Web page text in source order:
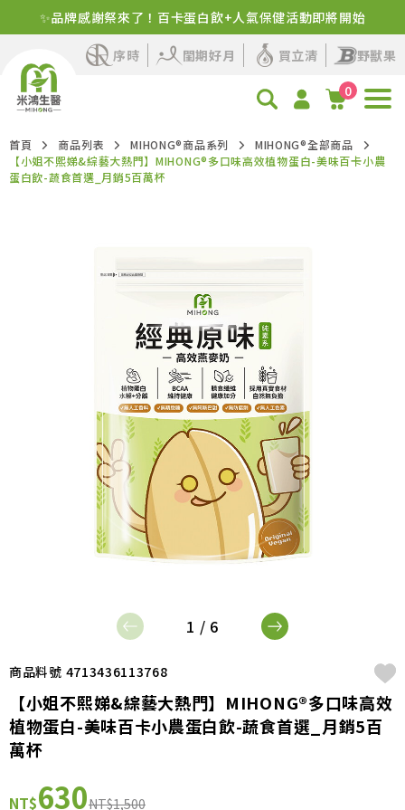
新客首購！明星商品+1元多1件
序時
閨期好月 買立清
野獸果
0
首頁 商品列表 MIHONG®商品系列
MIHONG®全部商品
【小姐不熙娣&綜藝大熱門】MIHONG®多口味高效植物蛋白-美味百卡小農
蛋白飲-蔬食首選_月銷5百萬杯
1 / 6
商品料號 4713436113768
【小姐不熙娣&綜藝大熱門】MIHONG®多口味高效
植物蛋白-美味百卡小農蛋白飲-蔬食首選_月銷5百
萬杯
NT$630NT$1,500